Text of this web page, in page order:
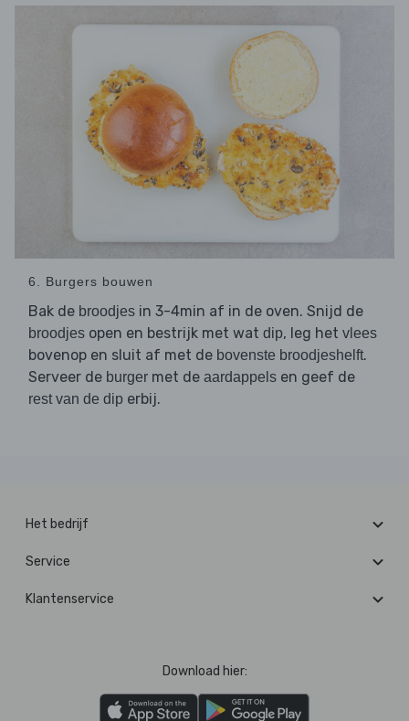
6. Burgers bouwen
Bak de broodjes in 3-4min af in de oven. Snijd de
broodjes open en bestrijk met wat dip, leg het vlees
bovenop en sluit af met de bovenste broodjeshelft.
Serveer de burger met de aardappels en geef de
rest van de dip erbij.
Het bedrijf
Service
Klantenservice
Download hier: